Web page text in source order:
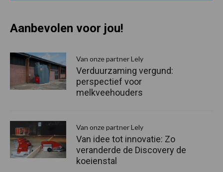
Aanbevolen voor jou!
Van onze partner Lely
Verduurzaming vergund:
perspectief voor
melkveehouders
Van onze partner Lely
Van idee tot innovatie: Zo
veranderde de Discovery de
koeienstal